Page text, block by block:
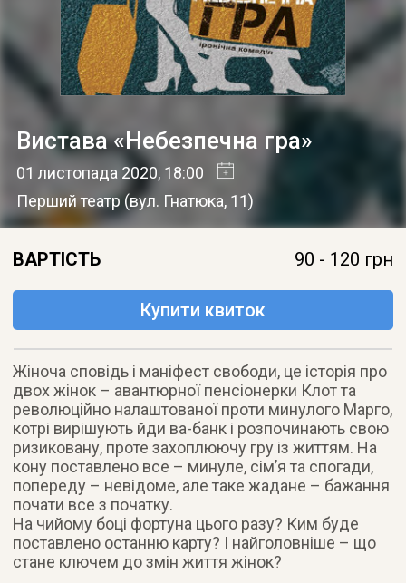
Вистава «Небезпечна гра»
01 листопада 2020, 18:00
Перший театр (вул. Гнатюка, 11)
ВАРТІСТЬ 90 - 120 грн
Купити квиток
Жіноча сповідь і маніфест свободи, це історія про
двох жінок – авантюрної пенсіонерки Клот та
революційно налаштованої проти минулого Марго,
котрі вирішують йди ва-банк і розпочинають свою
ризиковану, проте захоплюючу гру із життям. На
кону поставлено все – минуле, сім’я та спогади,
попереду – невідоме, але таке жадане – бажання
почати все з початку.
На чийому боці фортуна цього разу? Ким буде
поставлено останню карту? І найголовніше – що
стане ключем до змін життя жінок?